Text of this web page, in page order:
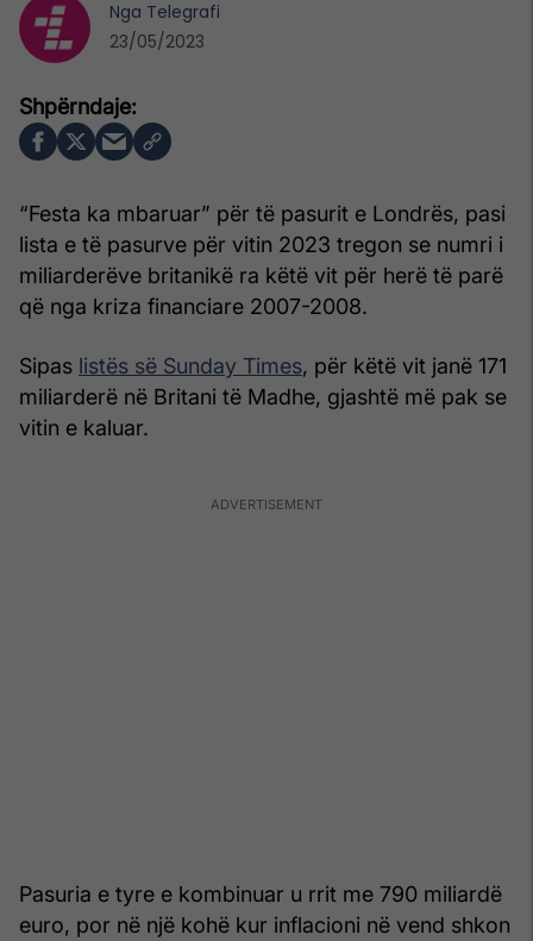
“Festa ka mbaruar” për të pasurit e Londrës, pasi
lista e të pasurve për vitin 2023 tregon se numri i
miliarderëve britanikë ra këtë vit për herë të parë
që nga kriza financiare 2007-2008.
Sipas listës së Sunday Times, për këtë vit janë 171
miliarderë në Britani të Madhe, gjashtë më pak se
vitin e kaluar.
Pasuria e tyre e kombinuar u rrit me 790 miliardë
euro, por në një kohë kur inflacioni në vend shkon
Nga Telegrafi
23/05/2023